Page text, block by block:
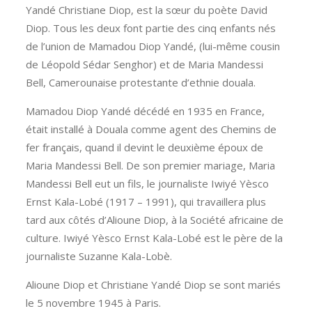
Yandé Christiane Diop, est la sœur du poète David
Diop. Tous les deux font partie des cinq enfants nés
de l’union de Mamadou Diop Yandé, (lui-même cousin
de Léopold Sédar Senghor) et de Maria Mandessi
Bell, Camerounaise protestante d’ethnie douala.
Mamadou Diop Yandé décédé en 1935 en France,
était installé à Douala comme agent des Chemins de
fer français, quand il devint le deuxième époux de
Maria Mandessi Bell. De son premier mariage, Maria
Mandessi Bell eut un fils, le journaliste Iwiyé Yèsco
Ernst Kala-Lobé (1917 – 1991), qui travaillera plus
tard aux côtés d’Alioune Diop, à la Société africaine de
culture. Iwiyé Yèsco Ernst Kala-Lobé est le père de la
journaliste Suzanne Kala-Lobè.
Alioune Diop et Christiane Yandé Diop se sont mariés
le 5 novembre 1945 à Paris.